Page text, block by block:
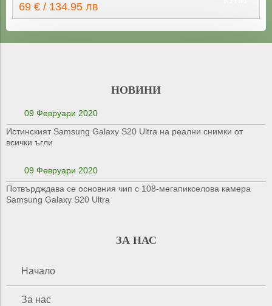
69 € / 134.95 лв
НОВИНИ
09 Февруари 2020
Истинският Samsung Galaxy S20 Ultra на реални снимки от
всички ъгли
09 Февруари 2020
Потвърдждава се основния чип с 108-мегапикселова камера
Samsung Galaxy S20 Ultra
ЗА НАС
Начало
За нас